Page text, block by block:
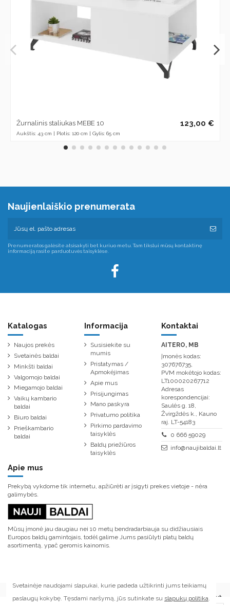
Žurnalinis staliukas MEBE 10
Aukštis: 43 cm | Plotis: 120 cm | Gylis: 65 cm
123,00 €
Naujienlaiškio prenumerata
Prenumeratos galėsite atsisakyti bet kuriuo metu. Tam tikslui mūsų kontaktinę
informaciją rasite parduotuvės taisyklėse.
Katalogas
Naujos prekės
Svetainės baldai
Minkšti baldai
Valgomojo baldai
Miegamojo baldai
Vaikų kambario
baldai
Biuro baldai
Prieškambario
baldai
Informacija
Susisiekite su
mumis
Pristatymas /
Apmokėjimas
Apie mus
Prisijungimas
Mano paskyra
Privatumo politika
Pirkimo pardavimo
taisyklės
Baldų priežiūros
taisyklės
Kontaktai
AITERO, MB
Įmonės kodas:
307676735,
PVM mokėtojo kodas:
LT100020267712
Adresas
korespondencijai:
Saulės g. 18,
Žvirgždės k., Kauno
raj. LT-54183
0 666 59029
info@naujibaldai.lt
Apie mus
Prekybą vykdome tik internetu, apžiūrėti ar įsigyti prekes vietoje - nėra
galimybės.
Mūsų įmonė jau daugiau nei 10 metų bendradarbiauja su didžiausiais
Europos baldų gamintojais, todėl galime Jums pasiūlyti platų baldų
asortimentą, ypač geromis kainomis.
Svetainėje naudojami slapukai, kurie padeda užtikrinti jums teikiamų
paslaugų kokybę. Tęsdami naršymą, jūs sutinkate su slapukų politika.